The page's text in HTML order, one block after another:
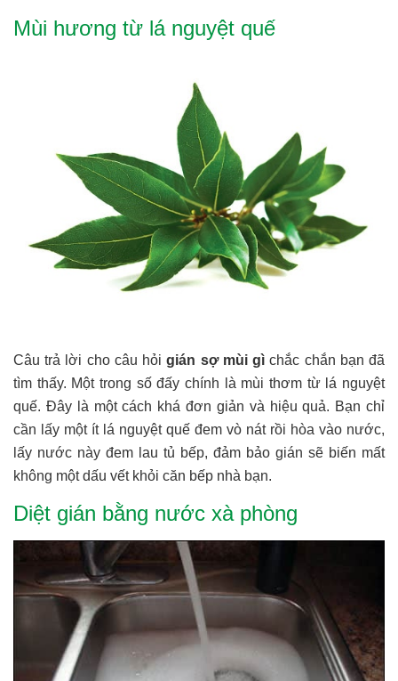
Mùi hương từ lá nguyệt quế
Câu trả lời cho câu hỏigián sợ mùi gìchắc chắn bạn đã
tìm thấy. Một trong số đấy chính là mùi thơm từ lá nguyệt
quế. Đây là một cách khá đơn giản và hiệu quả. Bạn chỉ
cần lấy một ít lá nguyệt quế đem vò nát rồi hòa vào nước,
lấy nước này đem lau tủ bếp, đảm bảo gián sẽ biến mất
không một dấu vết khỏi căn bếp nhà bạn.
Diệt gián bằng nước xà phòng